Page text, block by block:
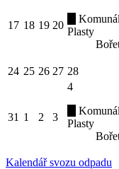
17 18 19 20
Plasty
24 25 26 27 28
31 1 2 3
4
Plasty
Kalendář svozu odpadu